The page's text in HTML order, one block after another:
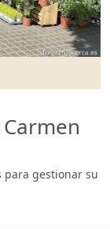
para gestionar su